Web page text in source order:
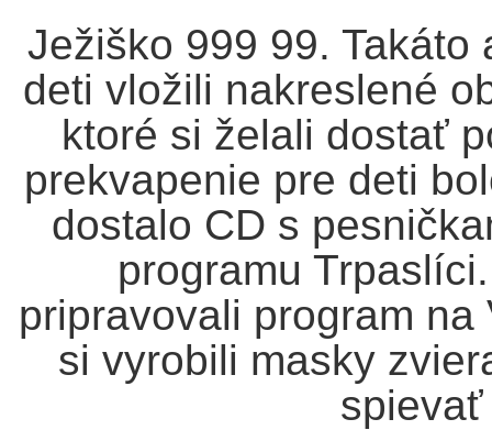
Ježiško 999 99.
deti vložili nakreslené
ktoré si želali dostať
prekvapenie pre deti
dostalo CD s
programu
pripravovali program
si vyrobili masky